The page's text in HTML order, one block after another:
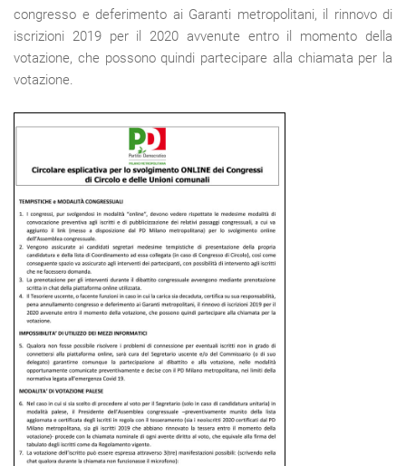
congresso e deferimento ai Garanti metropolitani, il rinnovo di
iscrizioni 2019 per il 2020 avvenute entro il momento della
votazione, che possono quindi partecipare alla chiamata per la
votazione.